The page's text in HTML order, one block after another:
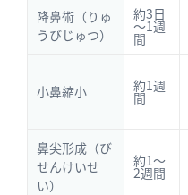
降鼻術（りゅ
うびじゅつ）
約3日
～1週
間
小鼻縮小 約1週
間
鼻尖形成（び
せんけいせ
い）
約1～
2週間